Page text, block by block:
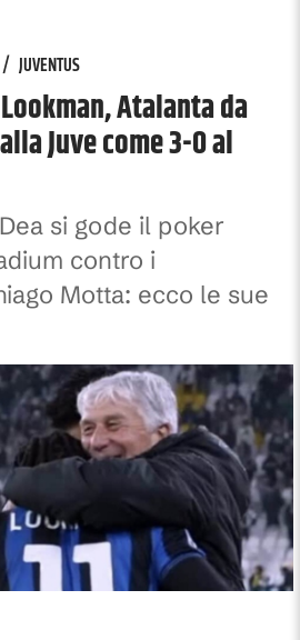
/ JUVENTUS
Atalanta da
Juve come 3-0 al
si gode il poker
contro i
Motta: ecco le sue